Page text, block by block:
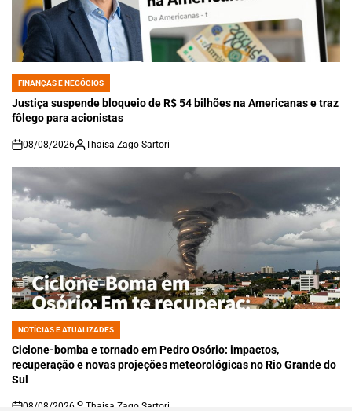
POSTED
IN
FINANÇAS E NEGÓCIOS
Justiça suspende bloqueio de R$ 54 bilhões na Americanas e traz
fôlego para acionistas
on
08/08/2026 Thaisa Zago Sartori
POSTED
IN
NOTÍCIAS E ATUALIZADES
Ciclone-bomba e tornado em Pedro Osório: impactos,
recuperação e novas projeções meteorológicas no Rio Grande do
Sul
08/08/2026 Thaisa Zago Sartori